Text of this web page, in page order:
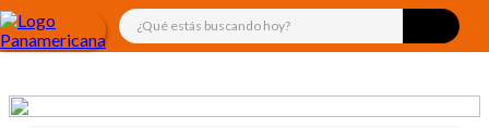
¿Qué estás buscando hoy?